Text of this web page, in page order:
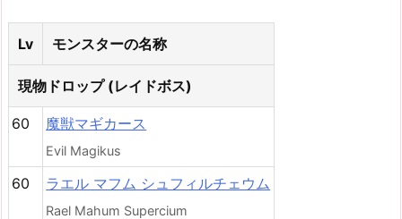
Lv モンスターの名称
現物ドロップ (レイドボス)
60 魔獣マギカース
Evil Magikus
60 ラエル マフム シュフィルチェウム
Rael Mahum Supercium